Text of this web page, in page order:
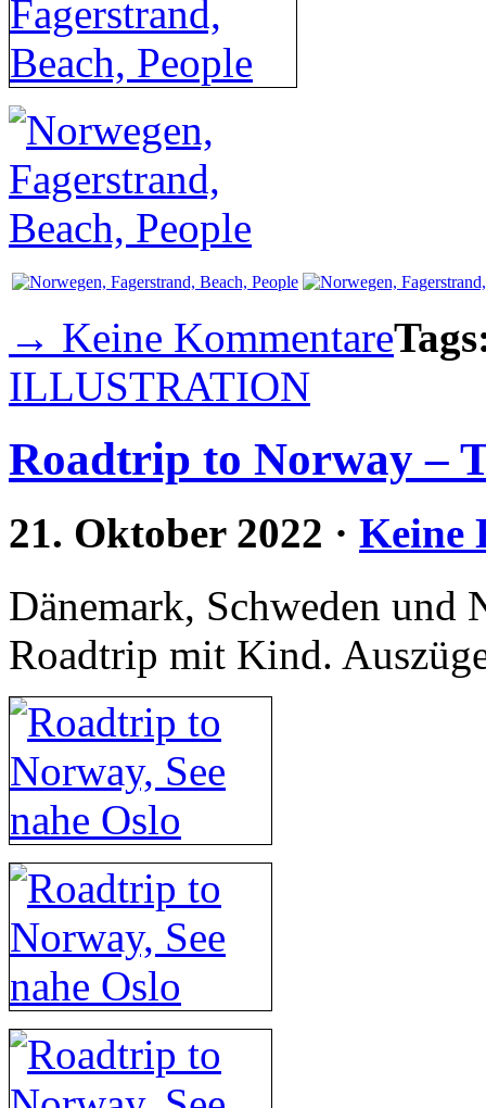
→ Keine Kommentare
ILLUSTRATION
Roadtrip to Norway –
21. Oktober 2022 · Keine
Dänemark, Schweden und
Roadtrip mit Kind.